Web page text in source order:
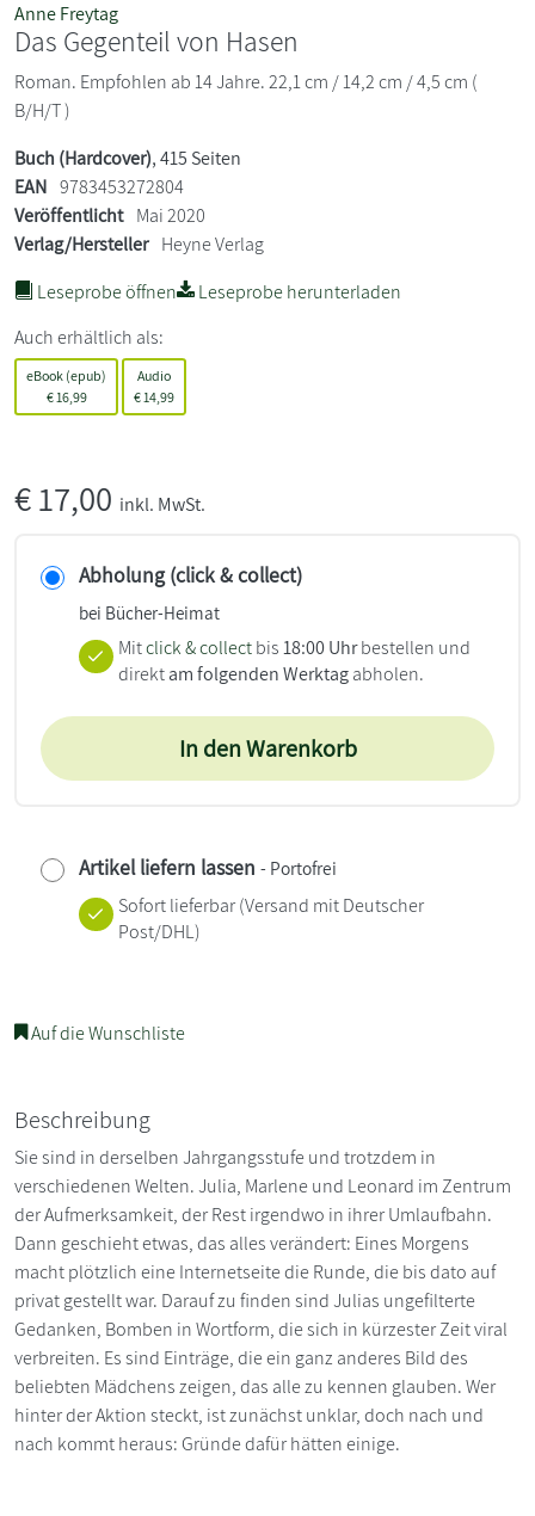
Anne Freytag
Das Gegenteil von Hasen
Roman. Empfohlen ab 14 Jahre. 22,1 cm / 14,2 cm / 4,5 cm (
B/H/T )
Buch (Hardcover), 415 Seiten
EAN 9783453272804
Veröffentlicht Mai 2020
Verlag/Hersteller Heyne Verlag
Leseprobe öffnen
Leseprobe herunterladen
Auch erhältlich als:
eBook (epub)
€16,99
Audio
€14,99
€17,00 inkl. MwSt.
Abholung (click & collect)
bei Bücher-Heimat
Mitclick & collect bis18:00 Uhrbestellen und
direktam folgenden Werktagabholen.
In den Warenkorb
Artikel liefern lassen - Portofrei
Sofort lieferbar(Versand mit Deutscher
Post/DHL)
Auf die Wunschliste
Beschreibung
Sie sind in derselben Jahrgangsstufe und trotzdem in
verschiedenen Welten. Julia, Marlene und Leonard im Zentrum
der Aufmerksamkeit, der Rest irgendwo in ihrer Umlaufbahn.
Dann geschieht etwas, das alles verändert: Eines Morgens
macht plötzlich eine Internetseite die Runde, die bis dato auf
privat gestellt war. Darauf zu finden sind Julias ungefilterte
Gedanken, Bomben in Wortform, die sich in kürzester Zeit viral
verbreiten. Es sind Einträge, die ein ganz anderes Bild des
beliebten Mädchens zeigen, das alle zu kennen glauben. Wer
hinter der Aktion steckt, ist zunächst unklar, doch nach und
nach kommt heraus: Gründe dafür hätten einige.